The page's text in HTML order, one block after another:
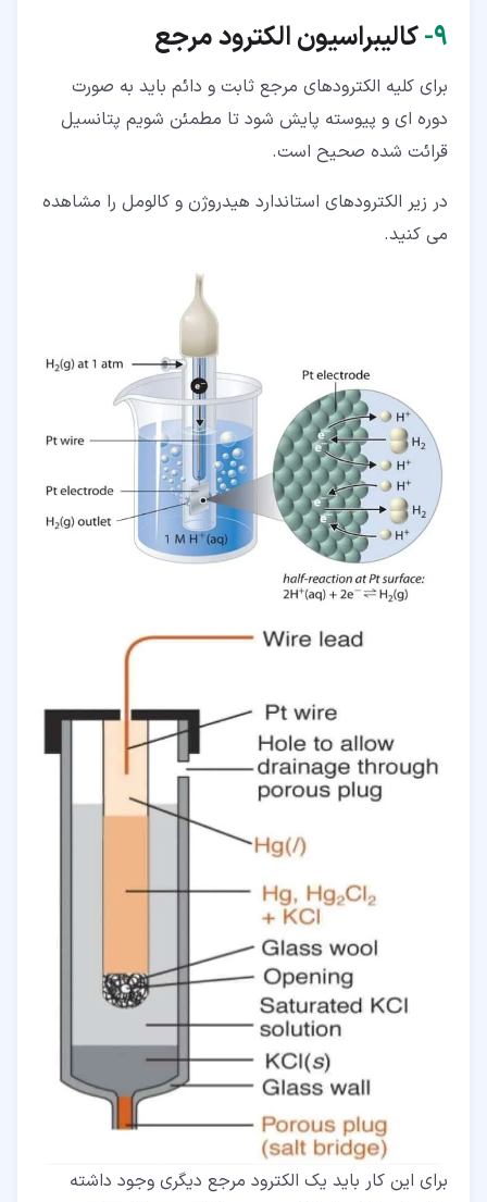
۹‏- کالیبراسیون الکترود مرجع
برای کلیه الکترودهای مرجع ثابت و دائم باید به صورت
دوره ای و پیوسته پایش شود تا مطمئن شویم پتانسیل
قرائت شده صحیح است.
در زیر الکترودهای استاندارد هیدروژن و کالومل را مشاهده
می کنید.
برای این کار باید یک الکترود مرجع دیگری وجود داشته